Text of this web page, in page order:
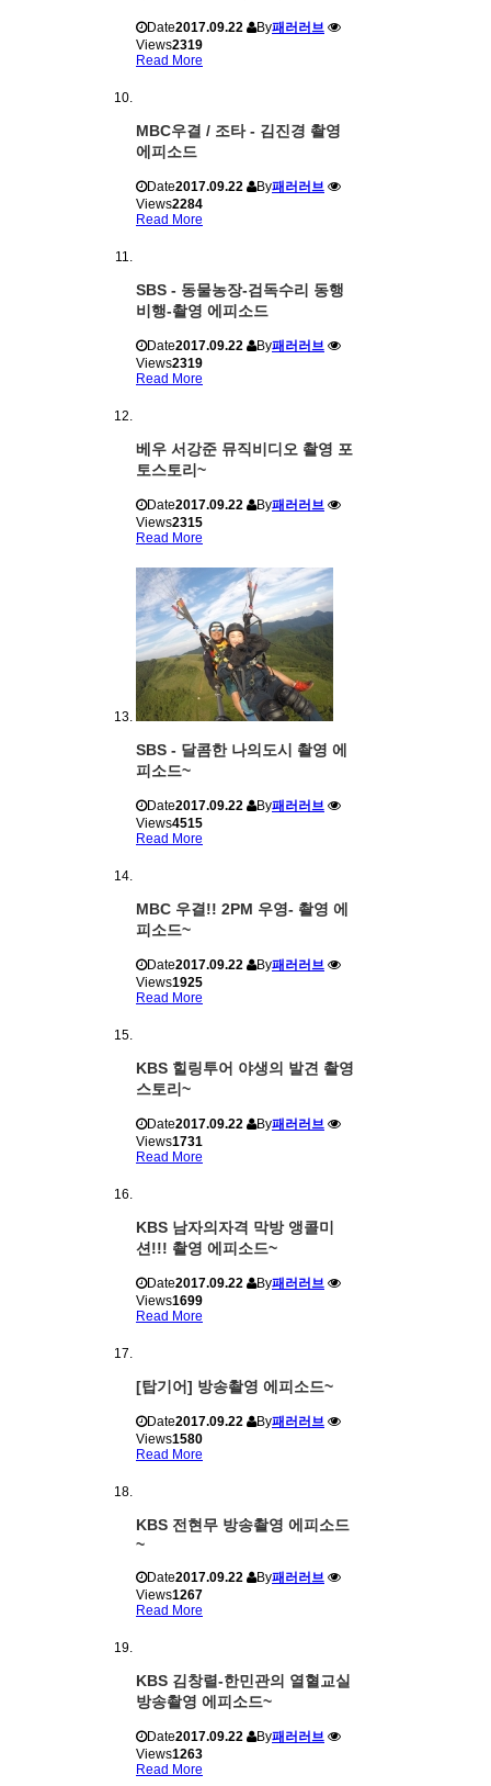
Date2017.09.22 By패러러브
Views2319
Read More
MBC우결 / 조타 - 김진경 촬영
에피소드
Date2017.09.22 By패러러브
Views2284
Read More
SBS - 동물농장-검독수리 동행
비행-촬영 에피소드
Date2017.09.22 By패러러브
Views2319
Read More
베우 서강준 뮤직비디오 촬영 포
토스토리~
Date2017.09.22 By패러러브
Views2315
Read More
SBS - 달콤한 나의도시 촬영 에
피소드~
Date2017.09.22 By패러러브
Views4515
Read More
MBC 우결!! 2PM 우영- 촬영 에
피소드~
Date2017.09.22 By패러러브
Views1925
Read More
KBS 힐링투어 야생의 발견 촬영
스토리~
Date2017.09.22 By패러러브
Views1731
Read More
KBS 남자의자격 막방 앵콜미
션!!! 촬영 에피소드~
Date2017.09.22 By패러러브
Views1699
Read More
[탑기어] 방송촬영 에피소드~
Date2017.09.22 By패러러브
Views1580
Read More
KBS 전현무 방송촬영 에피소드
~
Date2017.09.22 By패러러브
Views1267
Read More
KBS 김창렬-한민관의 열혈교실
방송촬영 에피소드~
Date2017.09.22 By패러러브
Views1263
Read More